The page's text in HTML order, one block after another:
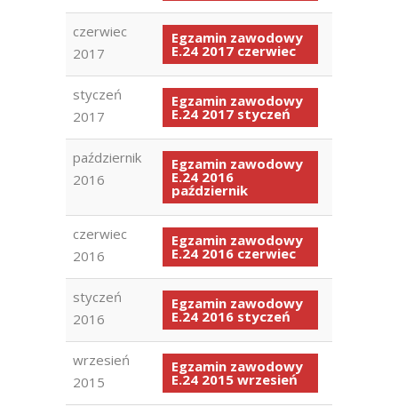
czerwiec
2017
Egzamin zawodowy
E.24 2017 czerwiec
styczeń
2017
Egzamin zawodowy
E.24 2017 styczeń
październik
2016
Egzamin zawodowy
E.24 2016
październik
czerwiec
2016
Egzamin zawodowy
E.24 2016 czerwiec
styczeń
2016
Egzamin zawodowy
E.24 2016 styczeń
wrzesień
2015
Egzamin zawodowy
E.24 2015 wrzesień